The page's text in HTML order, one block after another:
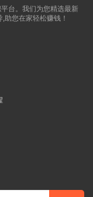
台。我们为您精选最新
您在家轻松赚钱！